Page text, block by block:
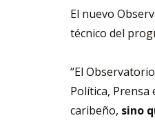
El nuevo
técnico del
“El
Política,
caribeño, sino